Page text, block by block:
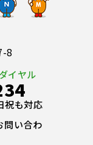
8
イヤル
祝も対応
問い合わ